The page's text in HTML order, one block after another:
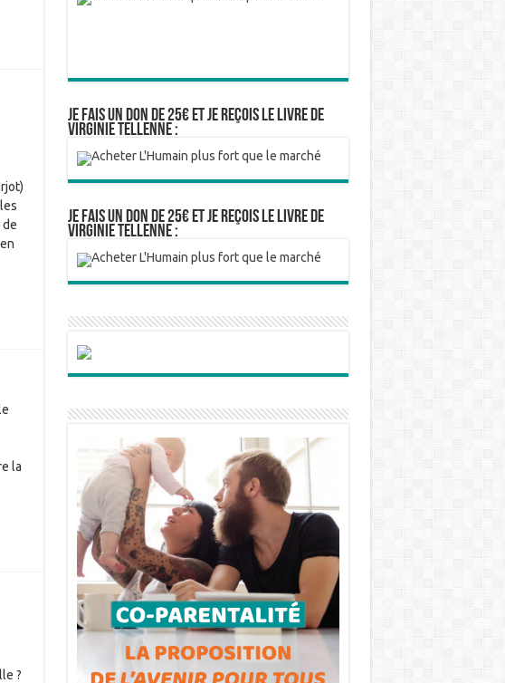
de
la
?
Je fais un don de 25€ et je reçois le livre de
Virginie Tellenne :
Je fais un don de 25€ et je reçois le livre de
Virginie Tellenne :